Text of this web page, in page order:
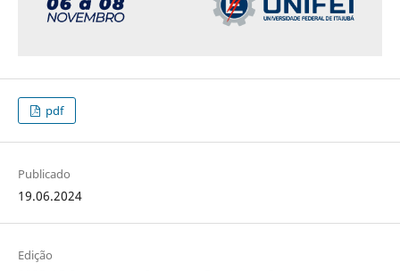
pdf
Publicado
19.06.2024
Edição